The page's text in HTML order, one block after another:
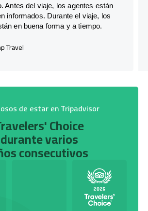
Antes del viaje, los agentes están
informados. Durante el viaje, los
en buena forma y a tiempo.
Travel
de estar en Tripadvisor
Choice
durante varios
consecutivos